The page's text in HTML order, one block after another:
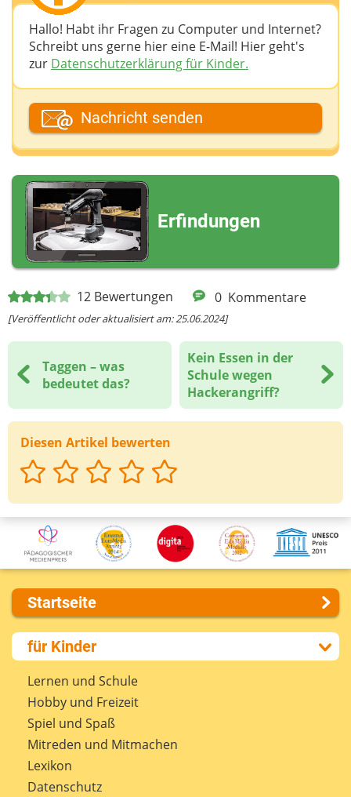
12 Bewertungen 0 Kommentare
[Veröffentlicht oder aktualisiert am: 25.06.2024]
Taggen – was
bedeutet das?
Kein Essen in der
Schule wegen
Hackerangriff?
Diesen Artikel bewerten
Hallo! Habt ihr Fragen zu Computer und Internet?
Schreibt uns gerne hier eine E-Mail! Hier geht's
zur Datenschutzerklärung für Kinder.
Dein Fantasiename
Deine E-Mail-Adresse (wenn du eine Antwort
möchtest)
Deine Nachricht
Nachricht senden
Erfindungen
Startseite
Über uns
Presse
Kontakt
Impressum
Internet-ABC Sitemap
Barrierefreiheit
Länderprojekte
für Kinder
Lernen und Schule
Hobby und Freizeit
Spiel und Spaß
Mitreden und Mitmachen
Lexikon
Datenschutz